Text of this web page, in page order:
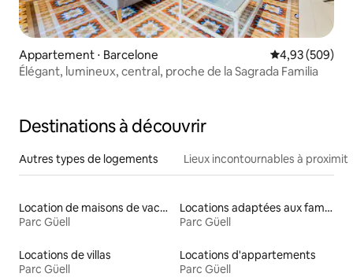
Appartement ⋅ Barcelone Évaluation
4,93 (509)
Élégant, lumineux, central, proche de la Sagrada Familia
Destinations à découvrir
Autres types de logements Lieux incontournables à
Location de maisons de vacances
Parc Güell
Locations adaptées aux familles
Parc Güell
Locations de villas
Parc Güell
Locations d'appartements
Parc Güell